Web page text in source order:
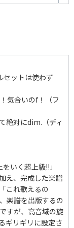
ットは使わず
気合いのf！（フ
絶対にdim.（ディ
いく超上級!!」
え、完成した楽譜
これ歌えるの
楽譜を出版するの
すが、高音域の旋
ギリギリに設定さ